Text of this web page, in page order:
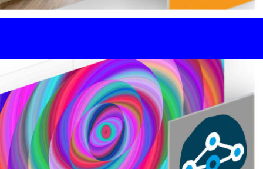
WYCO, Wyss + Co. AG, Zürich
Bodenbeläge - Teppiche - Vorhänge